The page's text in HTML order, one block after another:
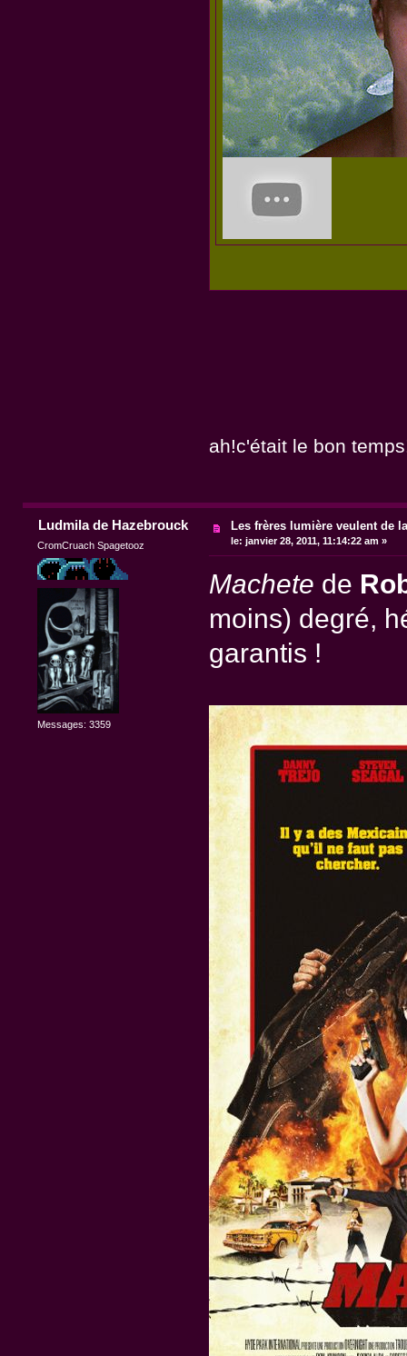
ah!c'était le bon
Ludmila de Hazebrouck
CromCruach Spagetooz
Messages: 3359
Les frères lumière veulent de
le: janvier 28, 2011, 11:14:22 am »
Machete de
moins) degré,
garantis !